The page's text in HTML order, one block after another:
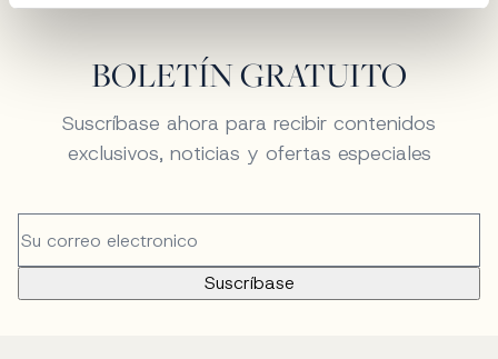
BOLETÍN GRATUITO
Suscríbase ahora para recibir contenidos
exclusivos, noticias y ofertas especiales